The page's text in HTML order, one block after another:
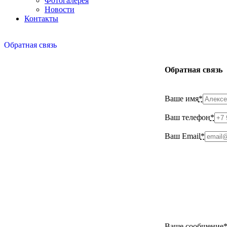
Новости
Контакты
Обратная связь
Обратная связь
Ваше имя*
Ваш телефон*
Ваш Email*